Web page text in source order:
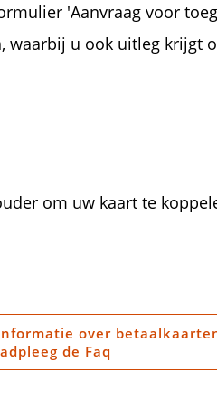
'Aanvraag voor
u ook uitleg krijgt
om uw kaart te
over
de Faq